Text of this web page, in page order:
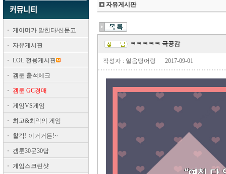
게이머가 말한다/신문고
자유게시판
LOL 전용게시판
겜툰 출석체크
겜툰 GC경매
게임VS게임
최고&최악의 게임
찰칵! 이거거든!~
겜툰30문30답
게임스크린샷
자유게시판
ㅋㅋㅋㅋㅋ 극공감
작성자 : 얼음떵어링 2017-09-01